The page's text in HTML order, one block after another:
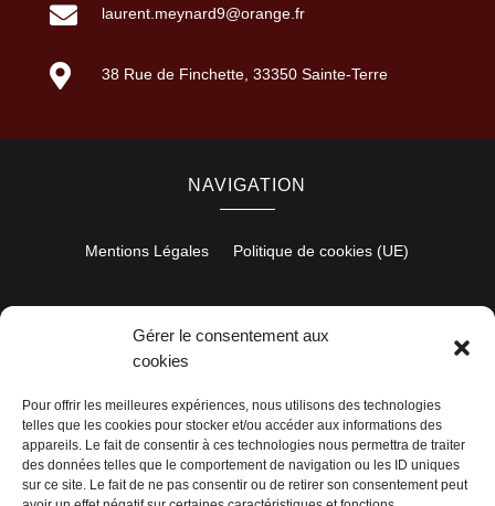
Gérer le consentement aux
cookies
Pour offrir les meilleures expériences, nous utilisons des technologies
telles que les cookies pour stocker et/ou accéder aux informations des
appareils. Le fait de consentir à ces technologies nous permettra de traiter
des données telles que le comportement de navigation ou les ID uniques
sur ce site. Le fait de ne pas consentir ou de retirer son consentement peut
 laurent.meynard9@orange.fr
 38 Rue de Finchette, 33350 Sainte-Terre
NAVIGATION
Mentions Légales Politique de cookies (UE)
RÉALISATION